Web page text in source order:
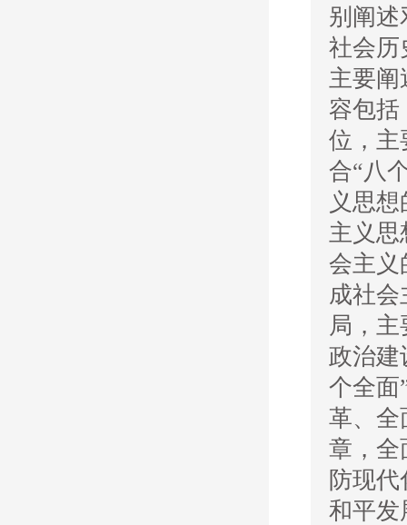
别阐述
社会历
主要阐
容包括
位，主
合“八
义思
主义思
会主义
成社会
局，
政治建
个全面
革、全
章，全
防现
和平发